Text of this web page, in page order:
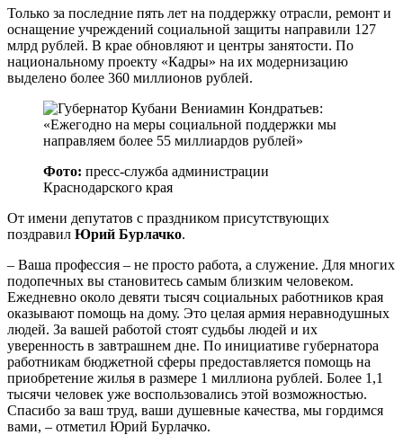
Только за последние пять лет на поддержку отрасли, ремонт и
оснащение учреждений социальной защиты направили 127
млрд рублей. В крае обновляют и центры занятости. По
национальному проекту «Кадры» на их модернизацию
выделено более 360 миллионов рублей.
Фото: пресс-служба администрации
Краснодарского края
От имени депутатов с праздником присутствующих
поздравил Юрий Бурлачко.
– Ваша профессия – не просто работа, а служение. Для многих
подопечных вы становитесь самым близким человеком.
Ежедневно около девяти тысяч социальных работников края
оказывают помощь на дому. Это целая армия неравнодушных
людей. За вашей работой стоят судьбы людей и их
уверенность в завтрашнем дне. По инициативе губернатора
работникам бюджетной сферы предоставляется помощь на
приобретение жилья в размере 1 миллиона рублей. Более 1,1
тысячи человек уже воспользовались этой возможностью.
Спасибо за ваш труд, ваши душевные качества, мы гордимся
вами, – отметил Юрий Бурлачко.